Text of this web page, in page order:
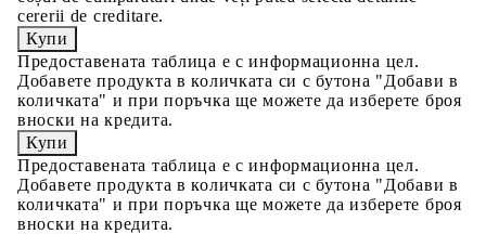
cererii de creditare.
Предоставената таблица е с информационна цел.
Добавете продукта в количката си с бутона "Добави в
количката" и при поръчка ще можете да изберете броя
вноски на кредита.
Предоставената таблица е с информационна цел.
Добавете продукта в количката си с бутона "Добави в
количката" и при поръчка ще можете да изберете броя
вноски на кредита.